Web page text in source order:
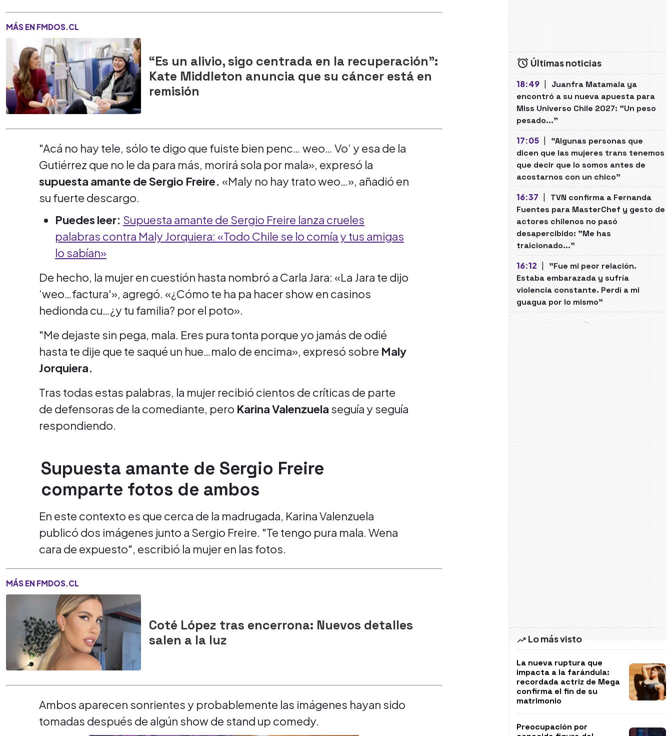
MÁS EN FMDOS.CL
“Es un alivio, sigo centrada en la recuperación”:
Kate Middleton anuncia que su cáncer está en
remisión
"Acá no hay tele, sólo te digo que fuiste bien penc… weo… Vo’ y esa de la
Gutiérrez que no le da para más, morirá sola por mala», expresó la
supuesta amante de Sergio Freire. «Maly no hay trato weo…», añadió en
su fuerte descargo.
Puedes leer: Supuesta amante de Sergio Freire lanza crueles
palabras contra Maly Jorquiera: «Todo Chile se lo comía y tus amigas
lo sabían»
De hecho, la mujer en cuestión hasta nombró a Carla Jara: «La Jara te dijo
‘weo…factura'», agregó. «¿Cómo te ha pa hacer show en casinos
hedionda cu…¿y tu familia? por el poto».
"Me dejaste sin pega, mala. Eres pura tonta porque yo jamás de odié
hasta te dije que te saqué un hue…malo de encima», expresó sobre Maly
Jorquiera.
Tras todas estas palabras, la mujer recibió cientos de críticas de parte
de defensoras de la comediante, pero Karina Valenzuela seguía y seguía
respondiendo.
Supuesta amante de Sergio Freire
comparte fotos de ambos
En este contexto es que cerca de la madrugada, Karina Valenzuela
publicó dos imágenes junto a Sergio Freire. "Te tengo pura mala. Wena
cara de expuesto", escribió la mujer en las fotos.
MÁS EN FMDOS.CL
Coté López tras encerrona: Nuevos detalles
salen a la luz
Ambos aparecen sonrientes y probablemente las imágenes hayan sido
tomadas después de algún show de stand up comedy.
Últimas noticias
18:49 | Juanfra Matamala ya
encontró a su nueva apuesta para
Miss Universo Chile 2027: "Un peso
pesado..."
17:05 | "Algunas personas que
dicen que las mujeres trans tenemos
que decir que lo somos antes de
acostarnos con un chico"
16:37 | TVN confirma a Fernanda
Fuentes para MasterChef y gesto de
actores chilenos no pasó
desapercibido: "Me has
traicionado..."
16:12 | "Fue mi peor relación.
Estaba embarazada y sufría
violencia constante. Perdí a mi
guagua por lo mismo"
Lo más visto
La nueva ruptura que
impacta a la farándula:
recordada actriz de Mega
confirma el fin de su
matrimonio
Preocupación por